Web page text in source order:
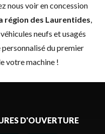
nous voir en concession
région des Laurentides,
neufs et usagés
du premier
votre machine !
D'OUVERTURE